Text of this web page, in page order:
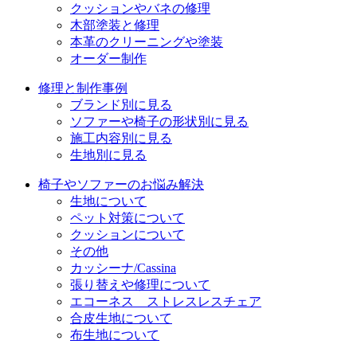
クッションやバネの修理
木部塗装と修理
本革のクリーニングや塗装
オーダー制作
修理と制作事例
ブランド別に見る
ソファーや椅子の形状別に見る
施工内容別に見る
生地別に見る
椅子やソファーのお悩み解決
生地について
ペット対策について
クッションについて
その他
カッシーナ/Cassina
張り替えや修理について
エコーネス ストレスレスチェア
合皮生地について
布生地について